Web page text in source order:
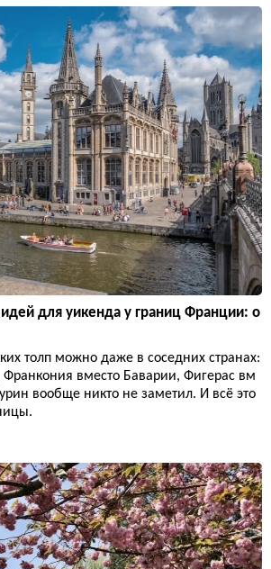
для уикенда у границ Франции: о
толп можно даже в соседних странах:
Франкония вместо Баварии, Фигерас вм
вообще никто не заметил. И всё это